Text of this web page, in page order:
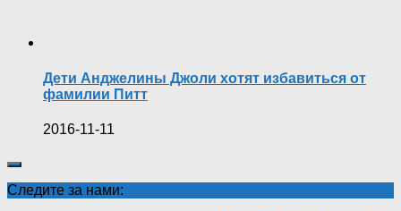
Дети Анджелины Джоли хотят избавиться от
фамилии Питт
2016-11-11
Следите за нами: